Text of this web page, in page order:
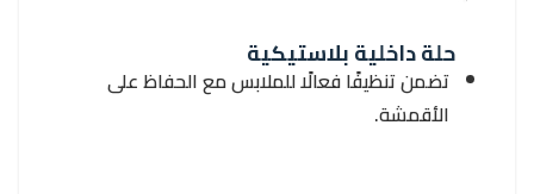
حلة داخلية بلاستيكية
تضمن تنظيفًا فعالًا للملابس مع الحفاظ على
الأقمشة.